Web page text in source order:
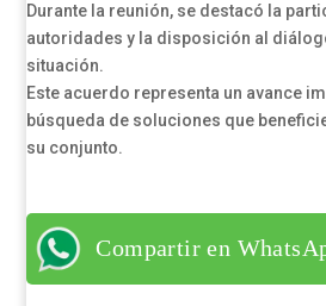
Durante la reunión, se destacó la
autoridades y la disposición al
situación.
Este acuerdo representa un avance
búsqueda de soluciones que
su conjunto.
Compartir en